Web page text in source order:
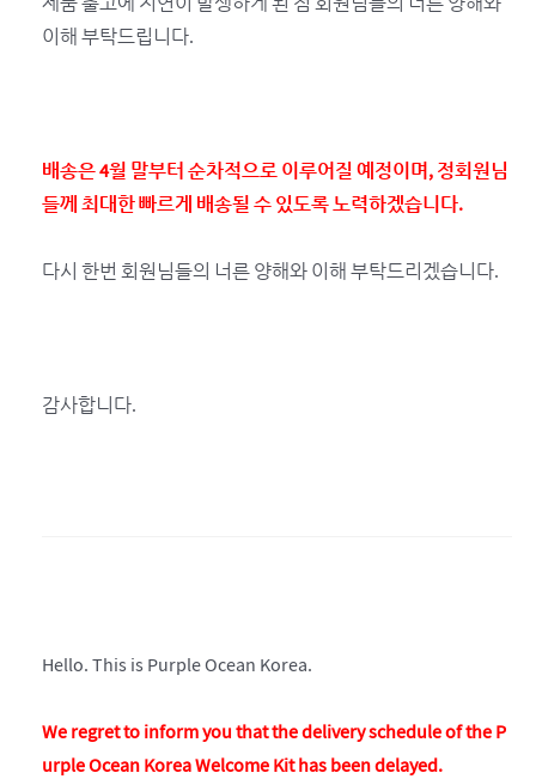
이해 부탁드립니다.
배송은 4월 말부터 순차적으로 이루어질 예정이며, 정회원님
들께 최대한 빠르게 배송될 수 있도록 노력하겠습니다.
다시 한번 회원님들의 너른 양해와 이해 부탁드리겠습니다.
감사합니다.
Hello. This is Purple Ocean Korea.
We regret to inform you that the delivery schedule of the P
urple Ocean Korea Welcome Kit has been delayed.